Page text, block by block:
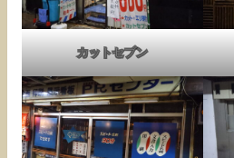
カットセブン